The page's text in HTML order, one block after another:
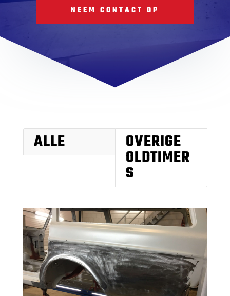
NEEM CONTACT OP
ALLE OVERIGE
OLDTIMER
S